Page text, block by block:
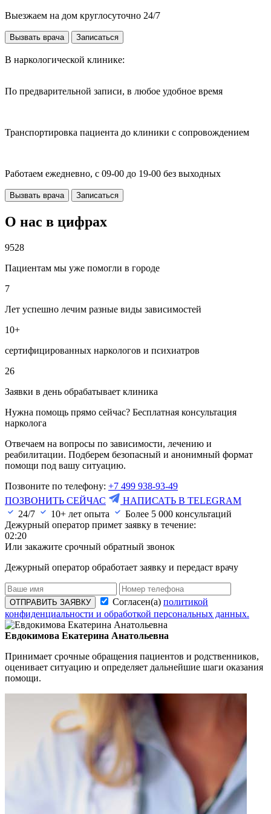
Выезжаем на дом круглосуточно 24/7
Вызвать врача Записаться
В наркологической клинике:
По предварительной записи, в любое удобное время
Транспортировка пациента до клиники с сопровождением
Работаем ежедневно, с 09-00 до 19-00 без выходных
Вызвать врача Записаться
О нас в цифрах
9528
Пациентам мы уже помогли в городе
7
Лет успешно лечим разные виды зависимостей
10+
сертифицированных наркологов и психиатров
26
Заявки в день обрабатывает клиника
Нужна помощь прямо сейчас? Бесплатная консультация
нарколога
Отвечаем на вопросы по зависимости, лечению и
реабилитации. Подберем безопасный и анонимный формат
помощи под вашу ситуацию.
Позвоните по телефону: +7 499 938-93-49
ПОЗВОНИТЬ СЕЙЧАС
НАПИСАТЬ В TELEGRAM
24/7
10+ лет опыта Более 5 000 консультаций
Дежурный оператор примет заявку в течение:
02:20
Или закажите срочный обратный звонок
Дежурный оператор обработает заявку и передаст врачу
ОТПРАВИТЬ ЗАЯВКУ Согласен(а) политикой
конфиденциальности и обработкой персональных данных.
Евдокимова Екатерина Анатольевна
Принимает срочные обращения пациентов и родственников,
оценивает ситуацию и определяет дальнейшие шаги оказания
помощи.